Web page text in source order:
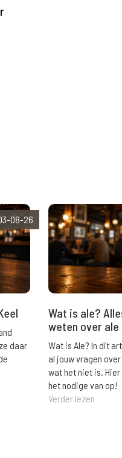
08-26
daar
Wat is ale?
weten over ale
Wat is Ale? In dit
al jouw vragen
wat het niet is.
het nodige van op!
Verder lezen